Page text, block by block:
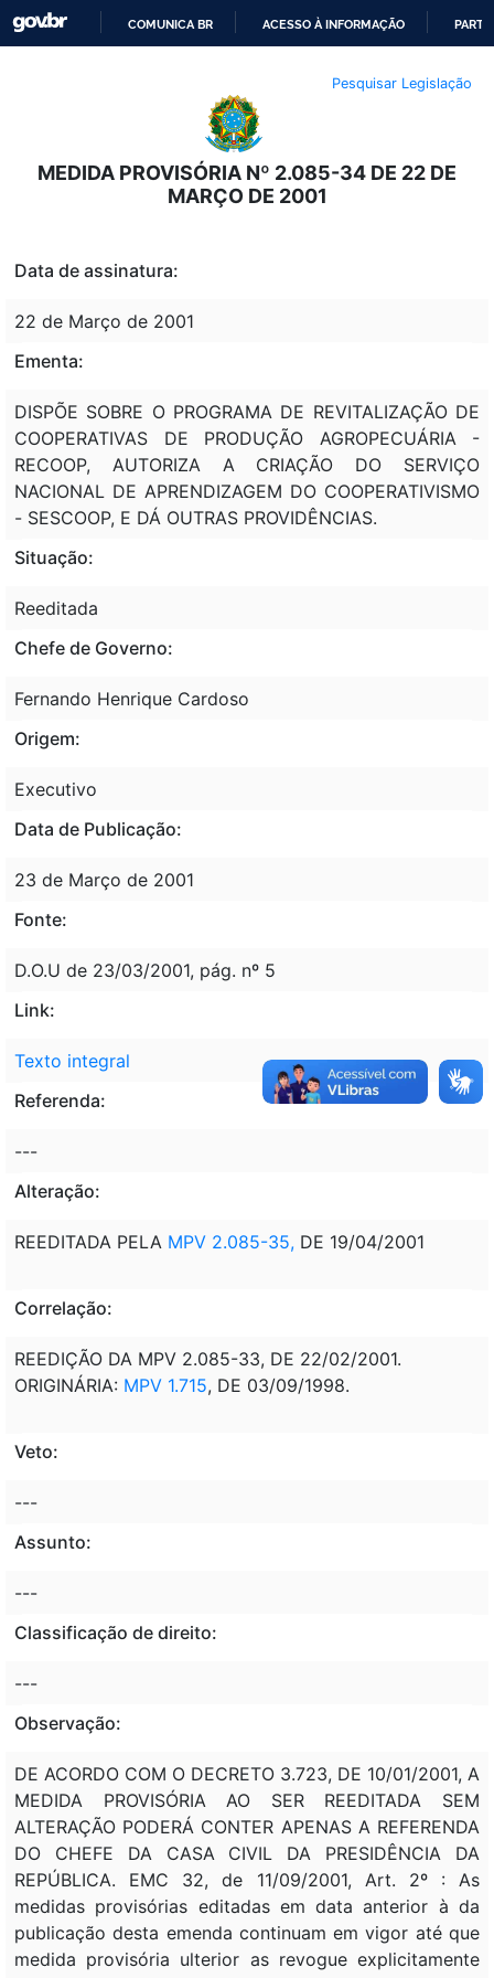
O
CONTEÚDO
COMUNICA BR ACESSO À INFORMAÇÃO
Pesquisar Legislação
MEDIDA PROVISÓRIA Nº 2.085-34 DE 22 DE
MARÇO DE 2001
Data de assinatura:
22 de Março de 2001
Ementa:
DISPÕE SOBRE O PROGRAMA DE REVITALIZAÇÃO DE
COOPERATIVAS DE PRODUÇÃO AGROPECUÁRIA -
RECOOP, AUTORIZA A CRIAÇÃO DO SERVIÇO
NACIONAL DE APRENDIZAGEM DO COOPERATIVISMO
- SESCOOP, E DÁ OUTRAS PROVIDÊNCIAS.
Situação:
Reeditada
Chefe de Governo:
Fernando Henrique Cardoso
Origem:
Executivo
Data de Publicação:
23 de Março de 2001
Fonte:
D.O.U de 23/03/2001, pág. nº 5
Link:
Texto integral
Referenda:
---
Alteração:
REEDITADA PELA MPV 2.085-35, DE 19/04/2001
Correlação:
REEDIÇÃO DA MPV 2.085-33, DE 22/02/2001.
ORIGINÁRIA: MPV 1.715, DE 03/09/1998.
Veto:
---
Assunto:
---
Classificação de direito:
---
Observação:
DE ACORDO COM O DECRETO 3.723, DE 10/01/2001, A
MEDIDA PROVISÓRIA AO SER REEDITADA SEM
ALTERAÇÃO PODERÁ CONTER APENAS A REFERENDA
DO CHEFE DA CASA CIVIL DA PRESIDÊNCIA DA
REPÚBLICA. EMC 32, de 11/09/2001, Art. 2º : As
medidas provisórias editadas em data anterior à da
publicação desta emenda continuam em vigor até que
medida provisória ulterior as revogue explicitamente